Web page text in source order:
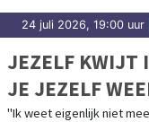
24 juli 2026, 19:00 uur
JEZELF KWIJT
JE JEZELF
"Ik weet eigenlijk niet